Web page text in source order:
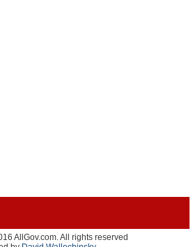
AllGov.com. All rights reserved